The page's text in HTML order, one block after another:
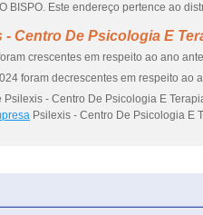
BISPO. Este endereço pertence ao
Centro De Psicologia E
crescentes em respeito ao ano
foram decrescentes em respeito ao
- Centro De Psicologia E
Psilexis - Centro De Psicologia E